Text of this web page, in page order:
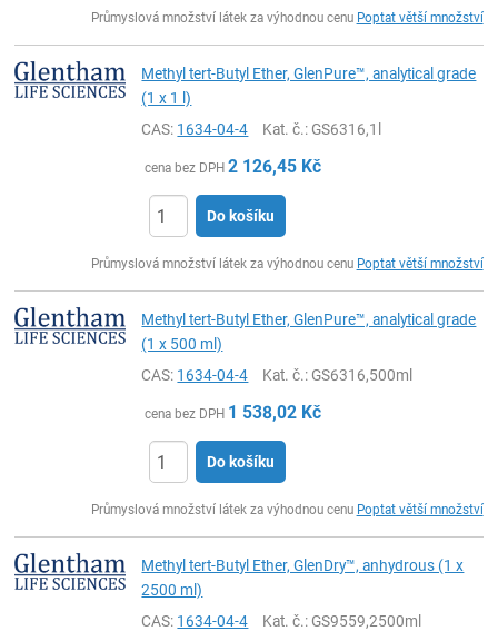
Průmyslová množství látek za výhodnou cenu Poptat větší množství
Methyl tert-Butyl Ether, GlenPure™, analytical grade
(1 x 1 l)
CAS: 1634-04-4 Kat. č.: GS6316,1l
cena bez DPH 2 126,45 Kč
Do košíku
Průmyslová množství látek za výhodnou cenu Poptat větší množství
Methyl tert-Butyl Ether, GlenPure™, analytical grade
(1 x 500 ml)
CAS: 1634-04-4 Kat. č.: GS6316,500ml
cena bez DPH 1 538,02 Kč
Do košíku
Průmyslová množství látek za výhodnou cenu Poptat větší množství
Methyl tert-Butyl Ether, GlenDry™, anhydrous (1 x
2500 ml)
CAS: 1634-04-4 Kat. č.: GS9559,2500ml